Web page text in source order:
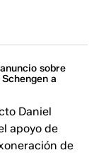
sobre
a
Daniel
apoyo de
de